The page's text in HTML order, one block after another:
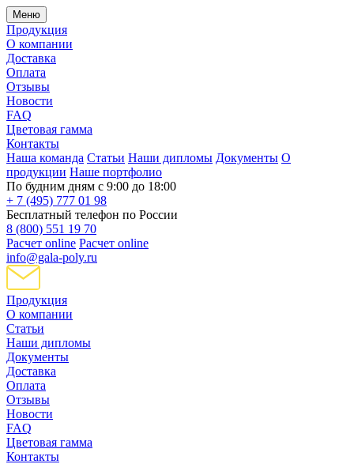
Меню
Продукция
О компании
Доставка
Оплата
Отзывы
Новости
FAQ
Цветовая гамма
Контакты
Наша команда Статьи Наши дипломы Документы О
продукции Наше портфолио
По будним дням с 9:00 до 18:00
+ 7 (495) 777 01 98
Бесплатный телефон по России
8 (800) 551 19 70
Расчет online Расчет online
info@gala-poly.ru
Продукция
О компании
Статьи
Наши дипломы
Документы
Доставка
Оплата
Отзывы
Новости
FAQ
Цветовая гамма
Контакты